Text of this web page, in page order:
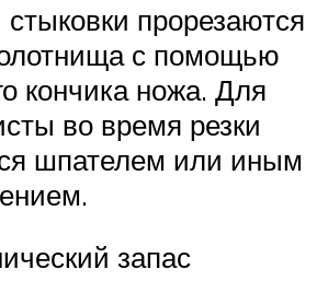
прорезаются
с помощью
кончика ножа. Для
во время резки
шпателем или иным
запас